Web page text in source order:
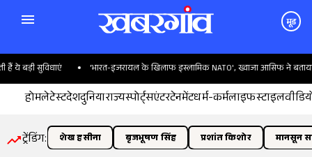
मूड
बड़ी सुविधाएं 'भारत-इजरायल के खिलाफ इस्लामिक NATO', ख्वाजा आसिफ ने बताया
होमलेटेस्टदेशदुनियाराज्यस्पोर्ट्सएंटरटेनमेंटधर्म-कर्मलाइफस्टाइल
ट्रेंडिंग: शेख हसीना बृजभूषण सिंह प्रशांत किशोर मानसून